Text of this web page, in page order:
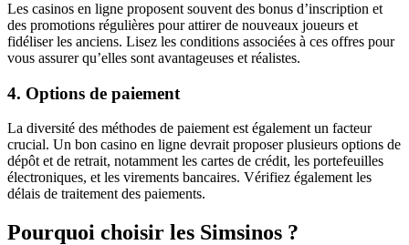
Les casinos en ligne proposent souvent des bonus d’inscription et
des promotions régulières pour attirer de nouveaux joueurs et
fidéliser les anciens. Lisez les conditions associées à ces offres pour
vous assurer qu’elles sont avantageuses et réalistes.
4. Options de paiement
La diversité des méthodes de paiement est également un facteur
crucial. Un bon casino en ligne devrait proposer plusieurs options de
dépôt et de retrait, notamment les cartes de crédit, les portefeuilles
électroniques, et les virements bancaires. Vérifiez également les
délais de traitement des paiements.
Pourquoi choisir les Simsinos ?